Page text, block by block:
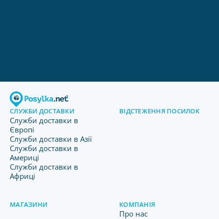
СЛУЖБИ ДОСТАВКИ
Служби доставки в
Європі
Служби доставки в Азії
Служби доставки в
Америці
Служби доставки в
Африці
ВІДСТЕЖЕННЯ ПОСИЛОК
МАГАЗИНИ КОМПАНІЯ
Про нас